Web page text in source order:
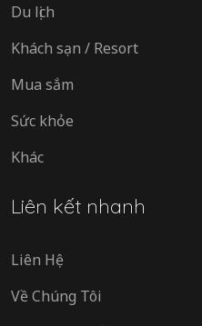
Du lịch
Khách sạn / Resort
Mua sắm
Sức khỏe
Khác
Liên kết nhanh
Liên Hệ
Về Chúng Tôi